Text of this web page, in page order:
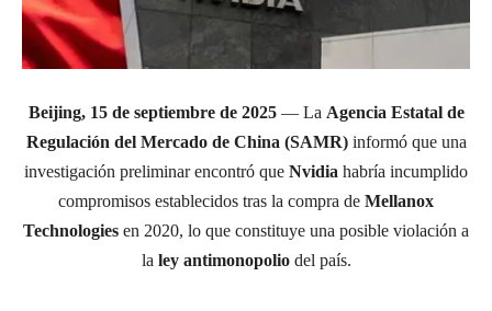
Beijing, 15 de septiembre de 2025— La Agencia Estatal de
Regulación del Mercado de China (SAMR)informó que una
investigación preliminar encontró que Nvidia habría incumplido
compromisos establecidos tras la compra de Mellanox
Technologies en 2020, lo que constituye una posible violación a
la ley antimonopoliodel país.